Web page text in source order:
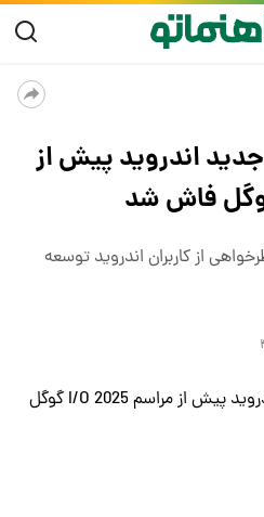
اندروید پیش از
از کاربران اندروید توسعه